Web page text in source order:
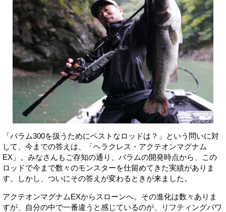
「バラム300を扱うためにベストなロッドは？」という問いに対
して、今までの答えは、「ヘラクレス・アクテオンマグナム
EX」。みなさんもご存知の通り、バラムの開発時点から、この
ロッドで今まで数々のモンスターを仕留めてきた実績がありま
す。しかし、ついにその答えが変わるときが来ました。
アクテオンマグナムEXからスローンへ。その進化は数々ありま
すが、自分の中で一番違うと感じているのが、リフティングパワ